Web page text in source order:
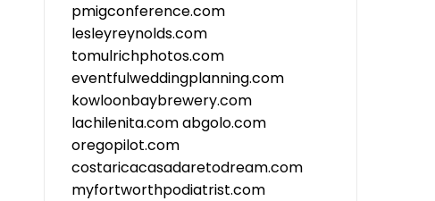
pmigconference.com
lesleyreynolds.com
tomulrichphotos.com
eventfulweddingplanning.com
kowloonbaybrewery.com
lachilenita.comabgolo.com
oregopilot.com
costaricacasadaretodream.com
myfortworthpodiatrist.com